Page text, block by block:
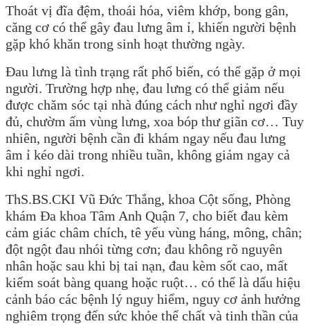
Thoát vị đĩa đệm, thoái hóa, viêm khớp, bong gân,
căng cơ có thể gây đau lưng âm ỉ, khiến người bệnh
gặp khó khăn trong sinh hoạt thường ngày.
Đau lưng là tình trạng rất phổ biến, có thể gặp ở mọi
người. Trường hợp nhẹ, đau lưng có thể giảm nếu
được chăm sóc tại nhà đúng cách như nghỉ ngơi đầy
đủ, chườm ấm vùng lưng, xoa bóp thư giãn cơ… Tuy
nhiên, người bệnh cần đi khám ngay nếu đau lưng
âm ỉ kéo dài trong nhiều tuần, không giảm ngay cả
khi nghỉ ngơi.
ThS.BS.CKI Vũ Đức Thắng, khoa Cột sống, Phòng
khám Đa khoa Tâm Anh Quận 7, cho biết đau kèm
cảm giác châm chích, tê yếu vùng háng, mông, chân;
đột ngột đau nhói từng cơn; đau không rõ nguyên
nhân hoặc sau khi bị tai nạn, đau kèm sốt cao, mất
kiểm soát bàng quang hoặc ruột… có thể là dấu hiệu
cảnh báo các bệnh lý nguy hiểm, nguy cơ ảnh hưởng
nghiêm trọng đến sức khỏe thể chất và tinh thần của